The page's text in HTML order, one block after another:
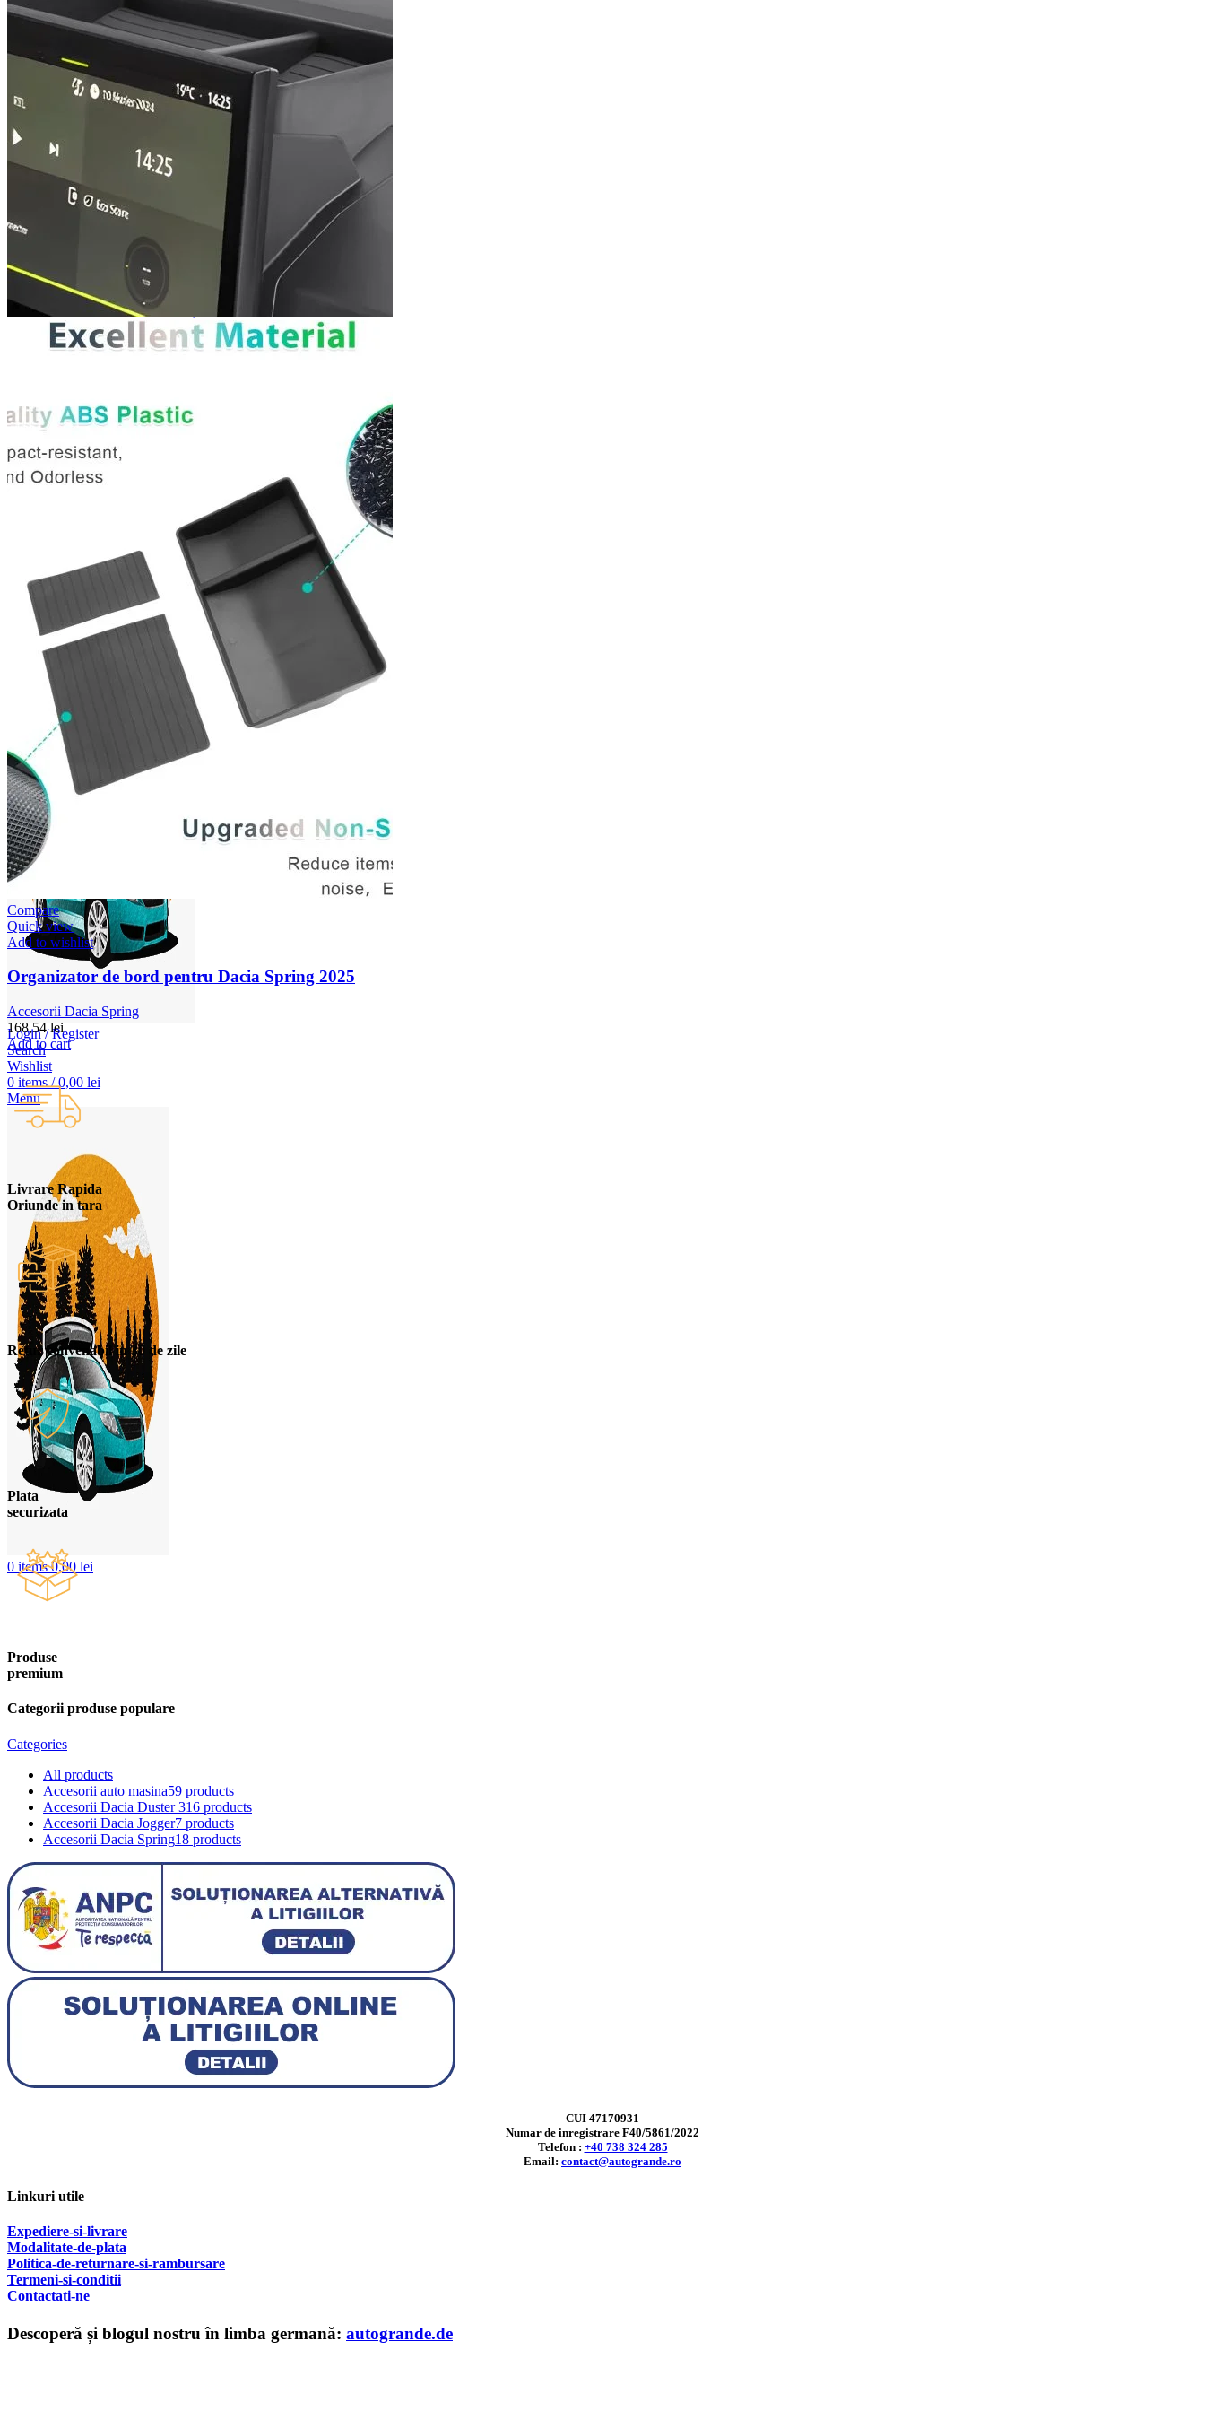
Navigație Mercedes W204
Navigație Mercedes W211
Navigație Mercedes Sprinter
Navigație Passat B5
Navigație Passat B5 5
Navigație Passat B6
Navigație Passat B7
Navigație Passat B8
Navigație Passat CC
Navigație Skoda Fabia 1
Navigație Skoda Fabia 2
Navigație Skoda Octavia 1
Navigație Skoda Octavia 2
Navigație Skoda Octavia 3
Navigație Skoda Rapid
Navigație Skoda Superb 1
Navigație Skoda Superb 2
Navigație Toyota Avensis T25
Portbagaj Plafon Auto
Accesorii auto masina
Accesorii Dacia Duster 3
Accesorii Dacia Jogger
Parfum masina
Copertine auto
Login / Register
Search
Wishlist
0 items / 0,00 lei
Menu
0 items 0,00 lei
Compare
Quick view
Add to wishlist
Organizator de bord pentru Dacia Spring 2025
Accesorii Dacia Spring
168,54lei
Add to cart
Livrare Rapida
Oriunde in tara
Retur convenabil in 30 de zile
Plata
securizata
Produse
premium
Categorii produse populare
Categories
All products
Accesorii auto masina59 products
Accesorii Dacia Duster 316 products
Accesorii Dacia Jogger7 products
Accesorii Dacia Spring18 products
CUI 47170931
Numar de inregistrare F40/5861/2022
Telefon : +40 738 324 285
Email: contact@autogrande.ro
Linkuri utile
Expediere-si-livrare
Modalitate-de-plata
Politica-de-returnare-si-rambursare
Termeni-si-conditii
Contactati-ne
Descoperă și blogul nostru în limba germană: autogrande.de